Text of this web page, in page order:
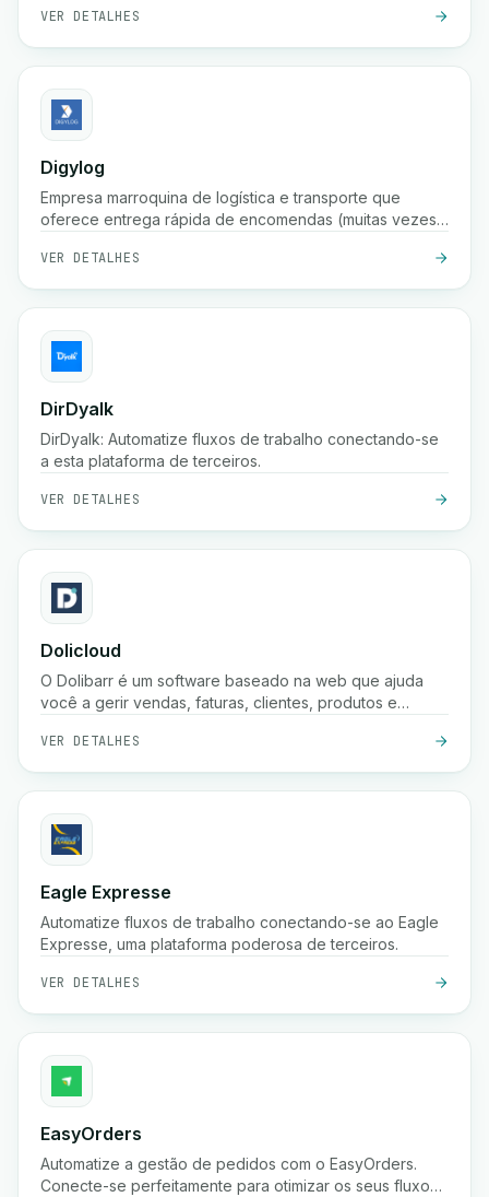
VER DETALHES
Digylog
Empresa marroquina de logística e transporte que
oferece entrega rápida de encomendas (muitas vezes
confirmação de pedidos e ampla cobertura em
centenas de cidades em Marrocos.
VER DETALHES
DirDyalk
DirDyalk: Automatize fluxos de trabalho conectando-se
a esta plataforma de terceiros.
VER DETALHES
Dolicloud
O Dolibarr é um software baseado na web que ajuda
você a gerir vendas, faturas, clientes, produtos e
VER DETALHES
Eagle Expresse
Automatize fluxos de trabalho conectando-se ao Eagle
Expresse, uma plataforma poderosa de terceiros.
VER DETALHES
EasyOrders
Automatize a gestão de pedidos com o EasyOrders.
Conecte-se perfeitamente para otimizar os seus fluxos